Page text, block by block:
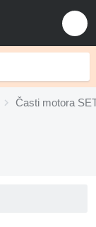
Časti motora